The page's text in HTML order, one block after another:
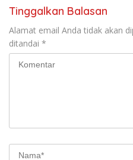
Tinggalkan Balasan
Alamat email Anda tidak akan
ditandai *